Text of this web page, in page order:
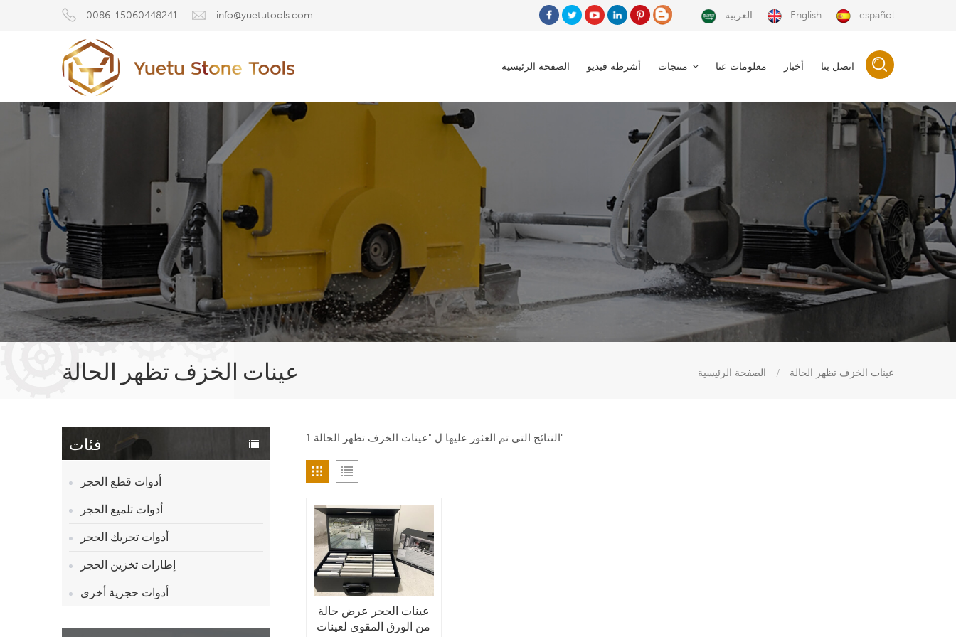
0086-15060448241 info@yuetutools.com العربية English español
الصفحة الرئيسية أشرطة فيديو منتجات معلومات عنا أخبار اتصل بنا
عينات الخزف تظهر الحالة الصفحة الرئيسية / عينات الخزف تظهر الحالة
فئات
أدوات قطع الحجر
أدوات تلميع الحجر
أدوات تحريك الحجر
إطارات تخزين الحجر
أدوات حجرية أخرى
1 النتائج التي تم العثور عليها ل "عينات الخزف تظهر الحالة"
عينات الحجر عرض حالة
من الورق المقوى لعينات